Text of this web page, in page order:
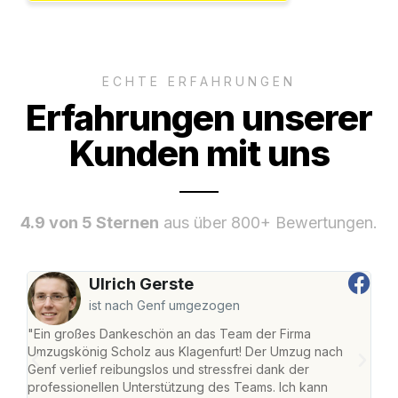
ECHTE ERFAHRUNGEN
Erfahrungen unserer
Kunden mit uns
4.9 von 5 Sternen aus über 800+ Bewertungen.
Ulrich Gerste
ist nach Genf umgezogen
"Ein großes Dankeschön an das Team der Firma
Umzugskönig Scholz aus Klagenfurt! Der Umzug nach
Genf verlief reibungslos und stressfrei dank der
professionellen Unterstützung des Teams. Ich kann